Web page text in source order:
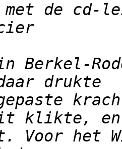
met de
Berkel-
Voor het